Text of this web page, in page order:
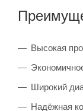
Высокая
Широкий
Надёжная